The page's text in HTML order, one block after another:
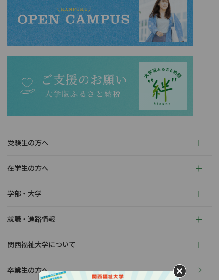
受験生の方へ
在学生の方へ
学部・大学
就職・進路情報
関西福祉大学について
卒業生の方へ